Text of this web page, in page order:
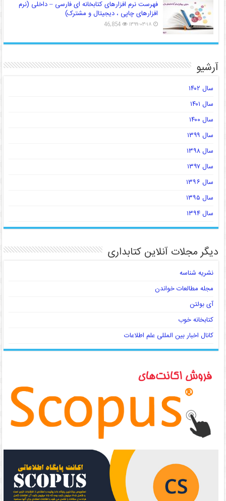
فهرست نرم افزارهای کتابخانه ای فارسی – داخلی (نرم
افزارهای چاپی ، دیجیتال و مشترک)
۱۳۹۹-۰۳-۱۸ 46,854
آرشیو
سال ۱۴۰۲
سال ۱۴۰۱
سال ۱۴۰۰
سال ۱۳۹۹
سال ۱۳۹۸
سال ۱۳۹۷
سال ۱۳۹۶
سال ۱۳۹۵
سال ۱۳۹۴
دیگر مجلات آنلاین کتابداری
نشریه شناسه
مجله مطالعات خواندن
آی بولتن
کتابخانه خوب
کانال اخبار بین المللی علم اطلاعات